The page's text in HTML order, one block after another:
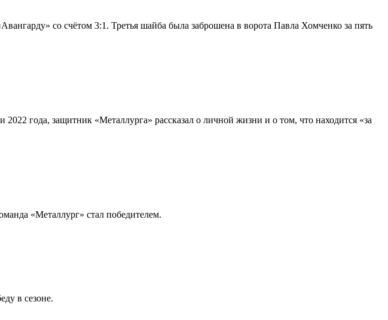
со счётом 3:1. Третья шайба была заброшена в ворота Павла Хомченко за пять
года, защитник «Металлурга» рассказал о личной жизни и о том, что находится «за
«Металлург» стал победителем.
в сезоне.